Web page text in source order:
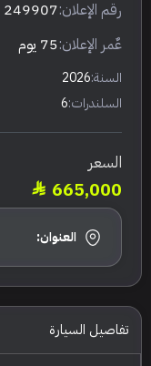
رقم الإعلان:249907
عٌمر الإعلان:75 يوم
السنة:2026
السلندرات:6
السعر
665,000
العنوان:
تفاصيل السيارة